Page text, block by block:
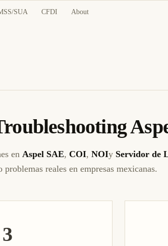
SUA CFDI About
SAE, COI, NOI
en Aspel SAE, COI, NOIy Servidor de
reales en empresas mexicanas.
3